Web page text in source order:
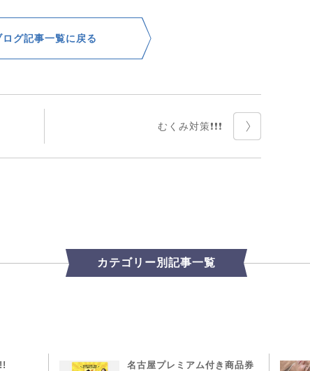
ログ記事一覧に戻る
むくみ対策❗️❗️❗️
カテゴリー別記事一覧
名古屋プレミアム付き商品券